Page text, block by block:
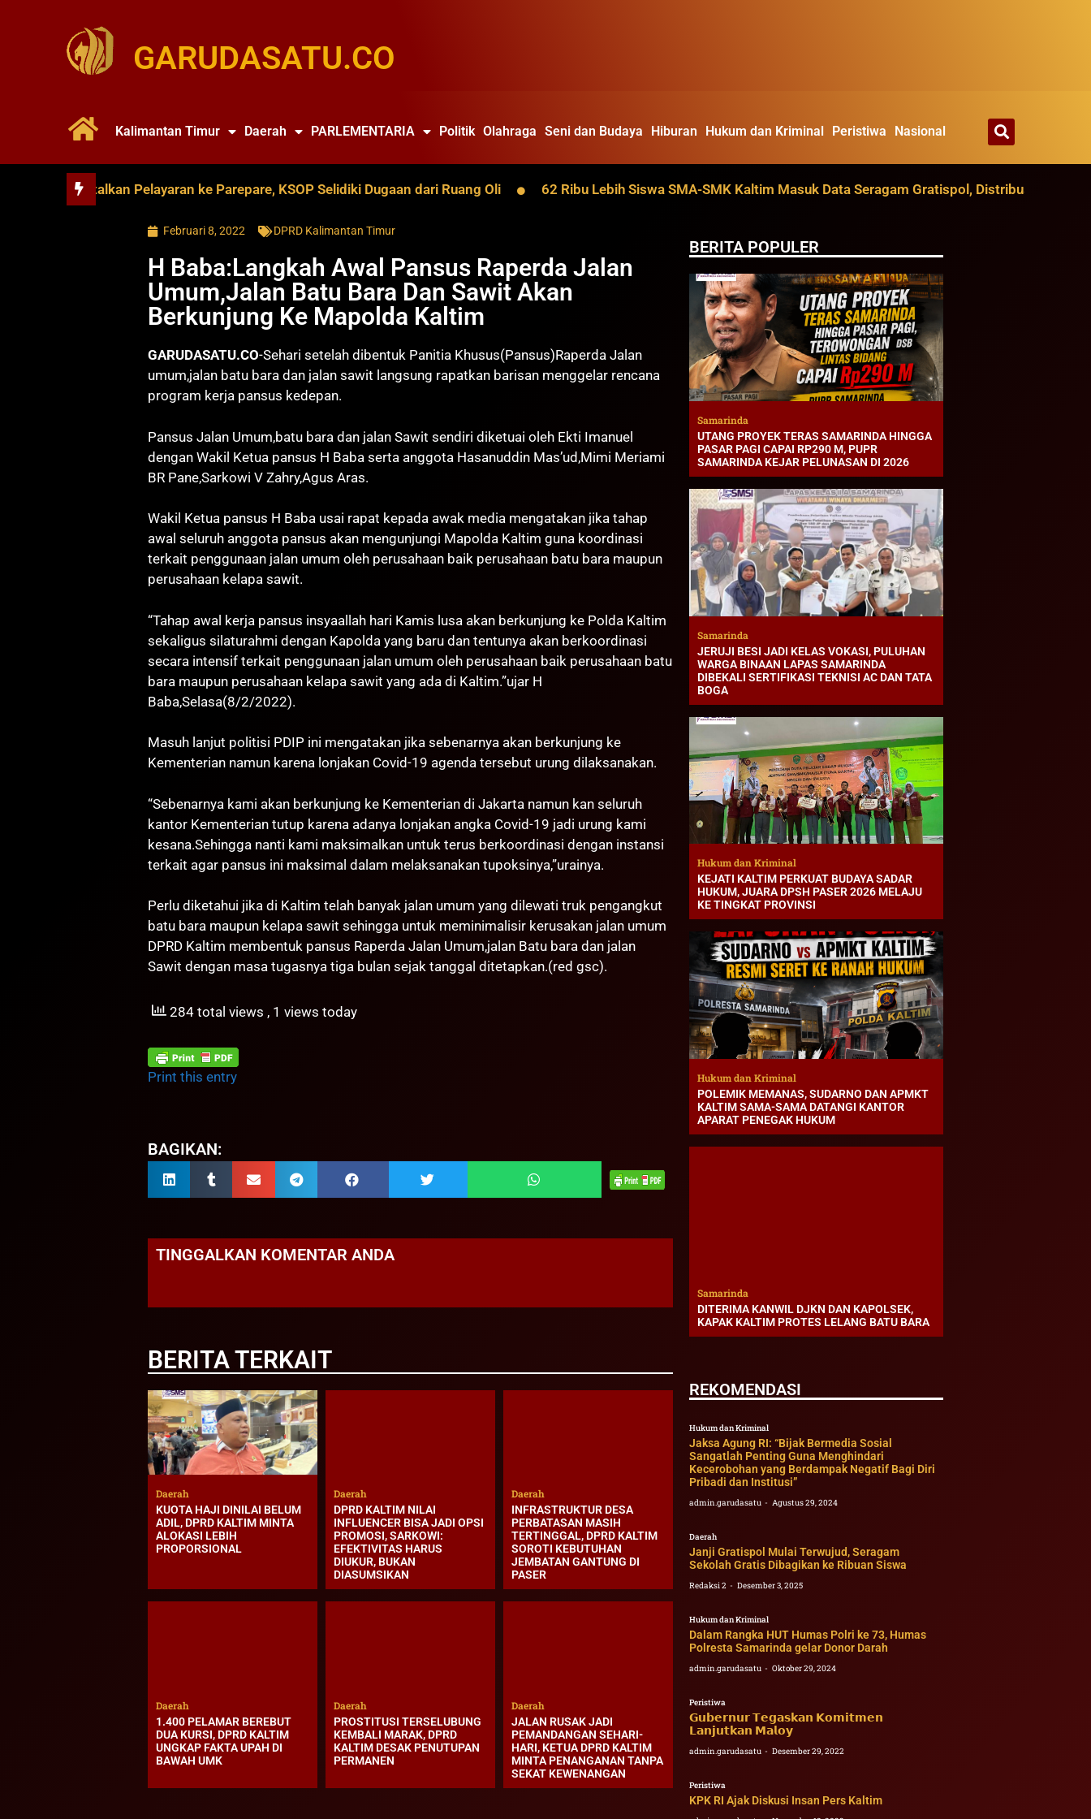
GARUDASATU.CO
Kalimantan Timur Daerah PARLEMENTARIA Politik Olahraga Seni dan Budaya Hiburan Hukum dan Kriminal Peristiwa Nasional
Soya Batalkan Pelayaran ke Parepare, KSOP Selidiki Dugaan dari Ruang Oli 62 Ribu Lebih Siswa SMA-SMK Kaltim Masuk Data Seragam Gratispol, Distribusi Ditarget
Februari 8, 2022 DPRD Kalimantan Timur
H Baba:Langkah Awal Pansus Raperda Jalan
Umum,Jalan Batu Bara Dan Sawit Akan
Berkunjung Ke Mapolda Kaltim
GARUDASATU.CO-Sehari setelah dibentuk Panitia Khusus(Pansus)Raperda Jalan
umum,jalan batu bara dan jalan sawit langsung rapatkan barisan menggelar rencana
program kerja pansus kedepan.
Pansus Jalan Umum,batu bara dan jalan Sawit sendiri diketuai oleh Ekti Imanuel
dengan Wakil Ketua pansus H Baba serta anggota Hasanuddin Mas’ud,Mimi Meriami
BR Pane,Sarkowi V Zahry,Agus Aras.
Wakil Ketua pansus H Baba usai rapat kepada awak media mengatakan jika tahap
awal seluruh anggota pansus akan mengunjungi Mapolda Kaltim guna koordinasi
terkait penggunaan jalan umum oleh perusahaan baik perusahaan batu bara maupun
perusahaan kelapa sawit.
“Tahap awal kerja pansus insyaallah hari Kamis lusa akan berkunjung ke Polda Kaltim
sekaligus silaturahmi dengan Kapolda yang baru dan tentunya akan berkoordinasi
secara intensif terkait penggunaan jalan umum oleh perusahaan baik perusahaan batu
bara maupun perusahaan kelapa sawit yang ada di Kaltim.”ujar H
Baba,Selasa(8/2/2022).
Masuh lanjut politisi PDIP ini mengatakan jika sebenarnya akan berkunjung ke
Kementerian namun karena lonjakan Covid-19 agenda tersebut urung dilaksanakan.
“Sebenarnya kami akan berkunjung ke Kementerian di Jakarta namun kan seluruh
kantor Kementerian tutup karena adanya lonjakan angka Covid-19 jadi urung kami
kesana.Sehingga nanti kami maksimalkan untuk terus berkoordinasi dengan instansi
terkait agar pansus ini maksimal dalam melaksanakan tupoksinya,”urainya.
Perlu diketahui jika di Kaltim telah banyak jalan umum yang dilewati truk pengangkut
batu bara maupun kelapa sawit sehingga untuk meminimalisir kerusakan jalan umum
DPRD Kaltim membentuk pansus Raperda Jalan Umum,jalan Batu bara dan jalan
Sawit dengan masa tugasnya tiga bulan sejak tanggal ditetapkan.(red gsc).
284 total views , 1 views today
Print this entry
BAGIKAN:
TINGGALKAN KOMENTAR ANDA
BERITA TERKAIT
Daerah
KUOTA HAJI DINILAI BELUM
ADIL, DPRD KALTIM MINTA
ALOKASI LEBIH
PROPORSIONAL
Daerah
DPRD KALTIM NILAI
INFLUENCER BISA JADI OPSI
PROMOSI, SARKOWI:
EFEKTIVITAS HARUS
DIUKUR, BUKAN
DIASUMSIKAN
Daerah
INFRASTRUKTUR DESA
PERBATASAN MASIH
TERTINGGAL, DPRD KALTIM
SOROTI KEBUTUHAN
JEMBATAN GANTUNG DI
PASER
Daerah
1.400 PELAMAR BEREBUT
DUA KURSI, DPRD KALTIM
UNGKAP FAKTA UPAH DI
BAWAH UMK
Daerah
PROSTITUSI TERSELUBUNG
KEMBALI MARAK, DPRD
KALTIM DESAK PENUTUPAN
PERMANEN
Daerah
JALAN RUSAK JADI
PEMANDANGAN SEHARI-
HARI, KETUA DPRD KALTIM
MINTA PENANGANAN TANPA
SEKAT KEWENANGAN
BERITA POPULER
Samarinda
UTANG PROYEK TERAS SAMARINDA HINGGA
PASAR PAGI CAPAI RP290 M, PUPR
SAMARINDA KEJAR PELUNASAN DI 2026
Samarinda
JERUJI BESI JADI KELAS VOKASI, PULUHAN
WARGA BINAAN LAPAS SAMARINDA
DIBEKALI SERTIFIKASI TEKNISI AC DAN TATA
BOGA
Hukum dan Kriminal
KEJATI KALTIM PERKUAT BUDAYA SADAR
HUKUM, JUARA DPSH PASER 2026 MELAJU
KE TINGKAT PROVINSI
Hukum dan Kriminal
POLEMIK MEMANAS, SUDARNO DAN APMKT
KALTIM SAMA-SAMA DATANGI KANTOR
APARAT PENEGAK HUKUM
Samarinda
DITERIMA KANWIL DJKN DAN KAPOLSEK,
KAPAK KALTIM PROTES LELANG BATU BARA
REKOMENDASI
Hukum dan Kriminal
Jaksa Agung RI: “Bijak Bermedia Sosial
Sangatlah Penting Guna Menghindari
Kecerobohan yang Berdampak Negatif Bagi Diri
Pribadi dan Institusi”
admin.garudasatu Agustus 29, 2024
Daerah
Janji Gratispol Mulai Terwujud, Seragam
Sekolah Gratis Dibagikan ke Ribuan Siswa
Redaksi 2 Desember 3, 2025
Hukum dan Kriminal
Dalam Rangka HUT Humas Polri ke 73, Humas
Polresta Samarinda gelar Donor Darah
admin.garudasatu Oktober 29, 2024
Peristiwa
𝗚𝘂𝗯𝗲𝗿𝗻𝘂𝗿 𝗧𝗲𝗴𝗮𝘀𝗸𝗮𝗻 𝗞𝗼𝗺𝗶𝘁𝗺𝗲𝗻
𝗟𝗮𝗻𝗷𝘂𝘁𝗸𝗮𝗻 𝗠𝗮𝗹𝗼𝘆
admin.garudasatu Desember 29, 2022
Peristiwa
KPK RI Ajak Diskusi Insan Pers Kaltim